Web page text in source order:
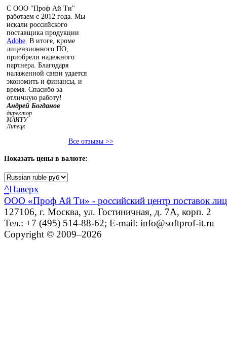
С ООО "Проф Ай Ти"
работаем с 2012 года. Мы
искали российского
поставщика продукции
Adobe . В итоге, кроме
лицензионного ПО,
приобрели надежного
партнера. Благодаря
налаженной связи удается
экономить и финансы, и
время. Спасибо за
отличную работу!
Андрей Богданов
директор
МАИТУ
Липецк
Все отзывы >>
Показать цены в валюте:
^Наверх
ООО «Проф Ай Ти» - российский центр поставок
127106, г. Москва, ул. Гостиничная, д. 7А, корп. 2
Тел.: +7 (495) 514-88-62; E-mail: info@softprof-it.ru
Copyright © 2009–2026